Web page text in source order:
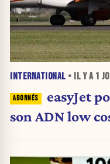
INTERNATIONAL • IL Y A 1
easyJet
son ADN low